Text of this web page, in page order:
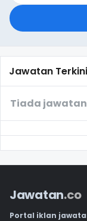
Jawatan Terkini
Tiada
Jawatan.co
Portal iklan